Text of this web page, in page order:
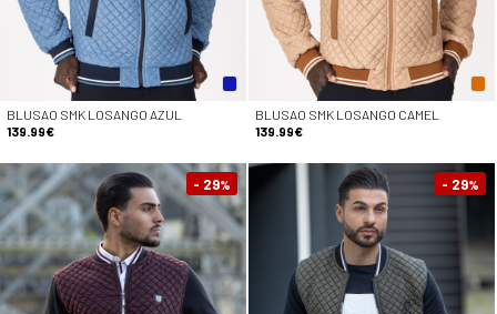
BLUSAO SMK LOSANGO AZUL
139.99€
BLUSAO SMK LOSANGO CAMEL
139.99€
- 29% - 29%